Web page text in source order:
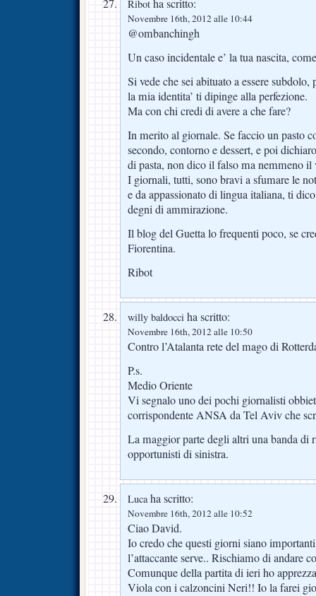
Ribot ha scritto:
Novembre 16th, 2012 alle 10:44
@ombanchingh
Un caso incidentale e’ la tua nascita,
Si vede che sei abituato a essere subdolo,
la mia identita’ ti dipinge alla perfezione.
Ma con chi credi di avere a che fare?
In merito al giornale. Se faccio un pasto
secondo, contorno e dessert, e poi
di pasta, non dico il falso ma nemmeno il
I giornali, tutti, sono bravi a sfumare le
e da appassionato di lingua italiana, ti
degni di ammirazione.
Il blog del Guetta lo frequenti poco, se
Fiorentina.
Ribot
willy baldocci ha scritto:
Novembre 16th, 2012 alle 10:50
Contro l’Atalanta rete del mago di
P.s.
Medio Oriente
Vi segnalo uno dei pochi giornalisti
corrispondente ANSA da Tel Aviv che
La maggior parte degli altri una banda di
opportunisti di sinistra.
Lucaha scritto:
Novembre 16th, 2012 alle 10:52
Ciao David.
Io credo che questi giorni siano
l’attaccante serve.. Rischiamo di andare
Comunque della partita di ieri ho
Viola con i calzoncini Neri!! Io la farei